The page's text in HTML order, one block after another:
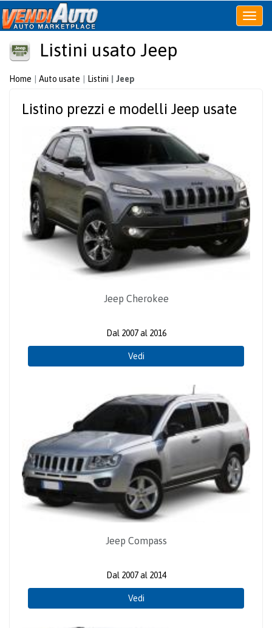
Apri
o
Listini usato Jeep
Home Auto usate Listini Jeep
Listino prezzi e modelli Jeep usate
Jeep Cherokee
Dal 2007 al 2016
Vedi
Jeep Compass
Dal 2007 al 2014
Vedi